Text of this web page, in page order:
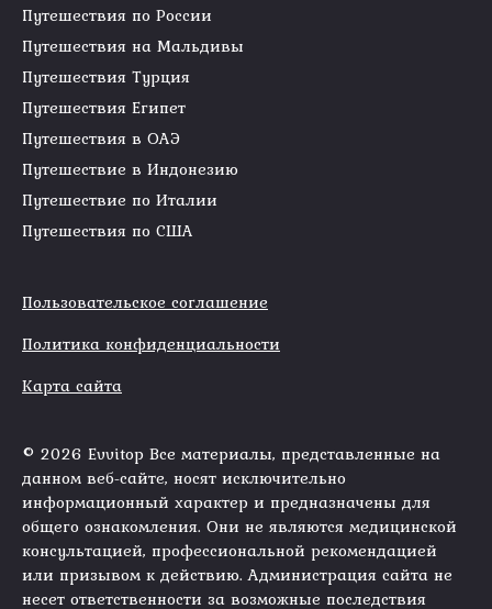
Путешествия по России
Путешествия на Мальдивы
Путешествия Турция
Путешествия Египет
Путешествия в ОАЭ
Путешествие в Индонезию
Путешествие по Италии
Путешествия по США
Пользовательское соглашение
Политика конфиденциальности
Карта сайта
© 2026 Evvitop Все материалы, представленные на
данном веб-сайте, носят исключительно
информационный характер и предназначены для
общего ознакомления. Они не являются медицинской
консультацией, профессиональной рекомендацией
или призывом к действию. Администрация сайта не
несет ответственности за возможные последствия